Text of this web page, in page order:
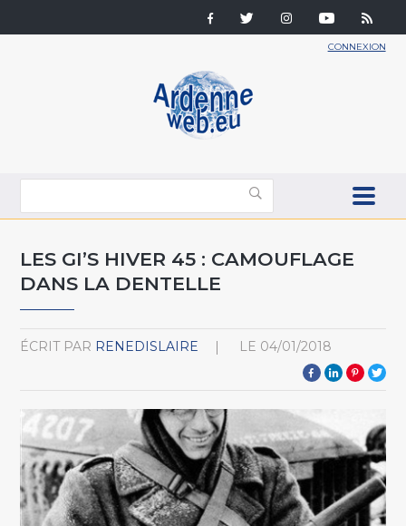
CONNEXION
LES GI’S HIVER 45 : CAMOUFLAGE
DANS LA DENTELLE
ÉCRIT PAR RENEDISLAIRE LE 04/01/2018